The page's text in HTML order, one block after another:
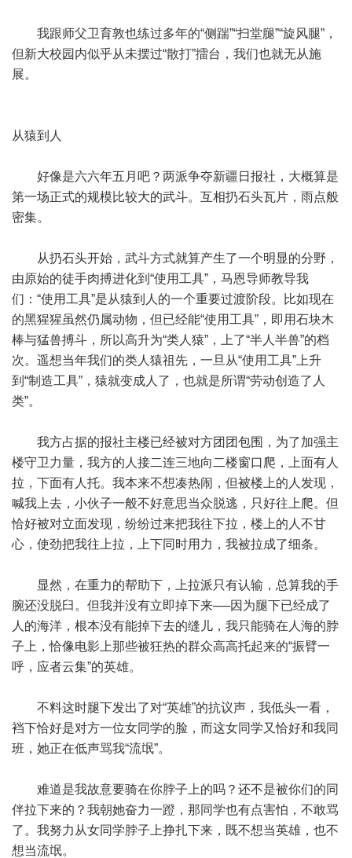
我跟师父卫育敦也练过多年的“侧踹”“扫堂腿”“旋风腿”，
但新大校园内似乎从未摆过“散打”擂台，我们也就无从施
展。
从猿到人
好像是六六年五月吧？两派争夺新疆日报社，大概算是
第一场正式的规模比较大的武斗。互相扔石头瓦片，雨点般
密集。
从扔石头开始，武斗方式就算产生了一个明显的分野，
由原始的徒手肉搏进化到“使用工具”，马恩导师教导我
们：“使用工具”是从猿到人的一个重要过渡阶段。比如现在
的黑猩猩虽然仍属动物，但已经能“使用工具”，即用石块木
棒与猛兽搏斗，所以高升为“类人猿”，上了“半人半兽”的档
次。遥想当年我们的类人猿祖先，一旦从“使用工具”上升
到“制造工具”，猿就变成人了，也就是所谓“劳动创造了人
类”。
我方占据的报社主楼已经被对方团团包围，为了加强主
楼守卫力量，我方的人接二连三地向二楼窗口爬，上面有人
拉，下面有人托。我本来不想凑热闹，但被楼上的人发现，
喊我上去，小伙子一般不好意思当众脱逃，只好往上爬。但
恰好被对立面发现，纷纷过来把我往下拉，楼上的人不甘
心，使劲把我往上拉，上下同时用力，我被拉成了细条。
显然，在重力的帮助下，上拉派只有认输，总算我的手
腕还没脱臼。但我并没有立即掉下来──因为腿下已经成了
人的海洋，根本没有能掉下去的缝儿，我只能骑在人海的脖
子上，恰像电影上那些被狂热的群众高高托起来的“振臂一
呼，应者云集”的英雄。
不料这时腿下发出了对“英雄”的抗议声，我低头一看，
裆下恰好是对方一位女同学的脸，而这女同学又恰好和我同
班，她正在低声骂我“流氓”。
难道是我故意要骑在你脖子上的吗？还不是被你们的同
伴拉下来的？我朝她奋力一蹬，那同学也有点害怕，不敢骂
了。我努力从女同学脖子上挣扎下来，既不想当英雄，也不
想当流氓。